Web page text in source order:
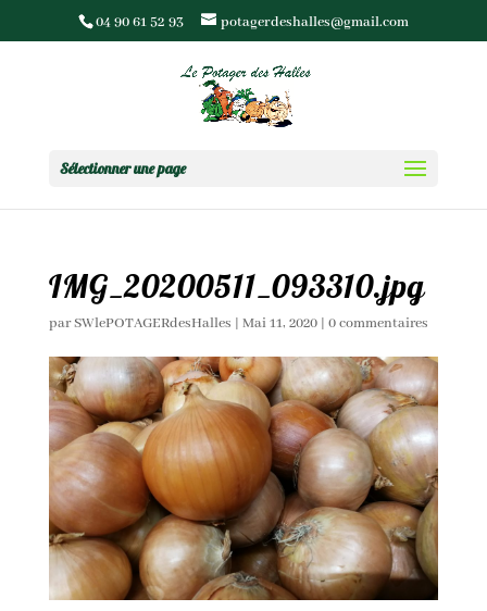
04 90 61 52 93 potagerdeshalles@gmail.com
Sélectionner une page
IMG_20200511_093310.jpg
parSWlePOTAGERdesHalles | Mai 11, 2020| 0 commentaires